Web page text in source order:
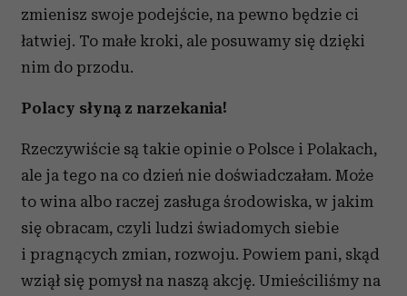
zmienisz swoje podejście, na pewno będzie ci
łatwiej. To małe kroki, ale posuwamy się dzięki
nim do przodu.
Polacy słyną z narzekania!
Rzeczywiście są takie opinie o Polsce i Polakach,
ale ja tego na co dzień nie doświadczałam. Może
to wina albo raczej zasługa środowiska, w jakim
się obracam, czyli ludzi świadomych siebie
i pragnących zmian, rozwoju. Powiem pani, skąd
wziął się pomysł na naszą akcję. Umieściliśmy na